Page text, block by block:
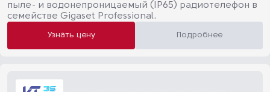
пыле- и водонепроницаемый (IP65) радиотелефон в
семействе Gigaset Professional.
Узнать цену Подробнее